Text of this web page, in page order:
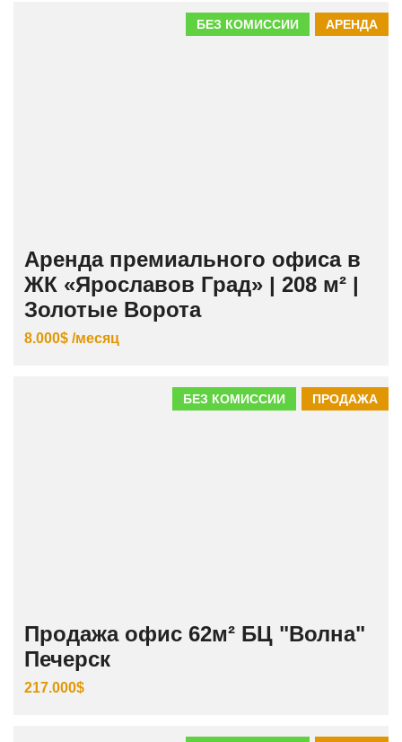
АРЕНДА
БЕЗ КОМИССИИ
Аренда премиального офиса в
ЖК «Ярославов Град» | 208 м² |
Золотые Ворота
8.000$ /месяц
ПРОДАЖА
БЕЗ КОМИССИИ
Продажа офис 62м² БЦ "Волна"
Печерск
217.000$